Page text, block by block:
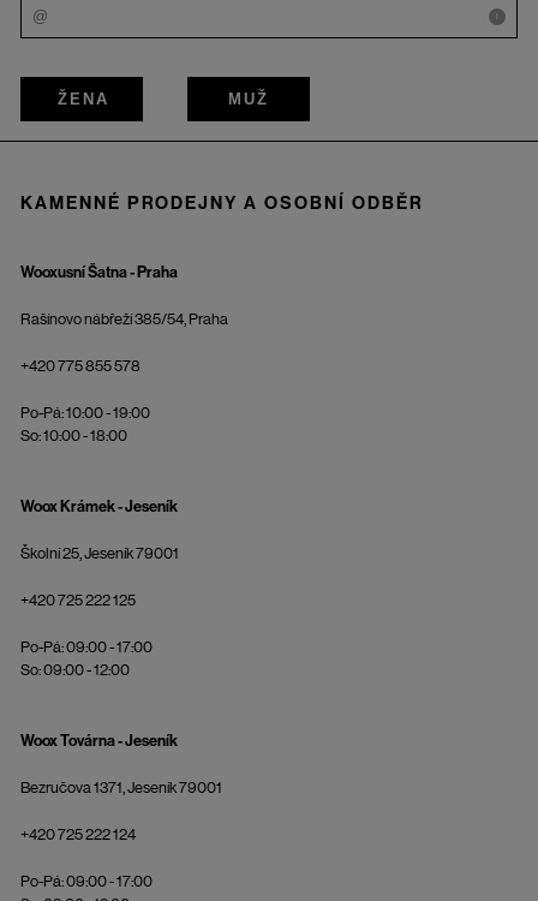
i
ŽENA MUŽ
KAMENNÉ PRODEJNY A OSOBNÍ ODBĚR
Wooxusní Šatna - Praha
Rašínovo nábřeží 385/54, Praha
+420 775 855 578
Po-Pá: 10:00 - 19:00
So: 10:00 - 18:00
Woox Krámek - Jeseník
Školní 25, Jeseník 79001
+420 725 222 125
Po-Pá: 09:00 - 17:00
So: 09:00 - 12:00
Woox Továrna - Jeseník
Bezručova 1371, Jeseník 79001
+420 725 222 124
Po-Pá: 09:00 - 17:00